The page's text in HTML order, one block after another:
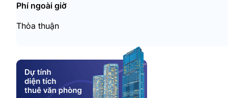
Phí ngoài giờ
Thỏa thuận